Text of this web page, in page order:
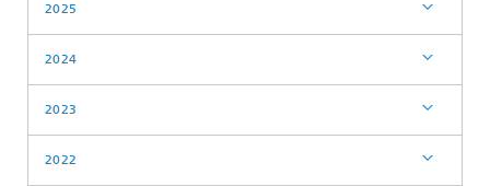
2025
2024
2023
2022